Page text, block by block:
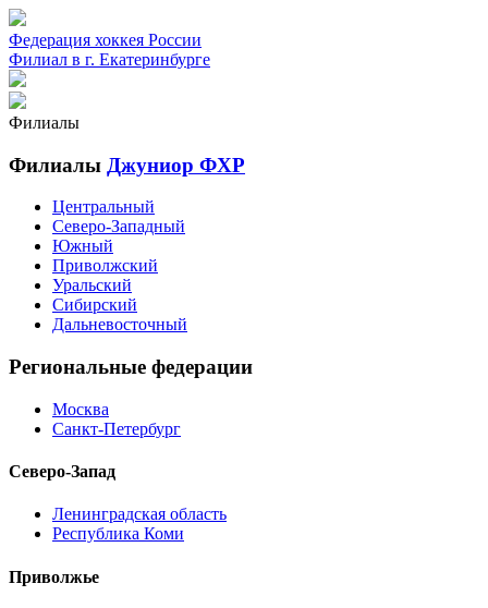
Федерация хоккея России
Филиал в г. Екатеринбурге
Филиалы
Филиалы Джуниор ФХР
Центральный
Северо-Западный
Южный
Приволжский
Уральский
Сибирский
Дальневосточный
Региональные федерации
Москва
Санкт-Петербург
Северо-Запад
Ленинградская область
Республика Коми
Приволжье